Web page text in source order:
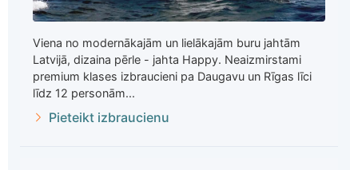
Viena no modernākajām un lielākajām buru jahtām
Latvijā, dizaina pērle - jahta Happy. Neaizmirstami
premium klases izbraucieni pa Daugavu un Rīgas līci
līdz 12 personām...
Pieteikt izbraucienu